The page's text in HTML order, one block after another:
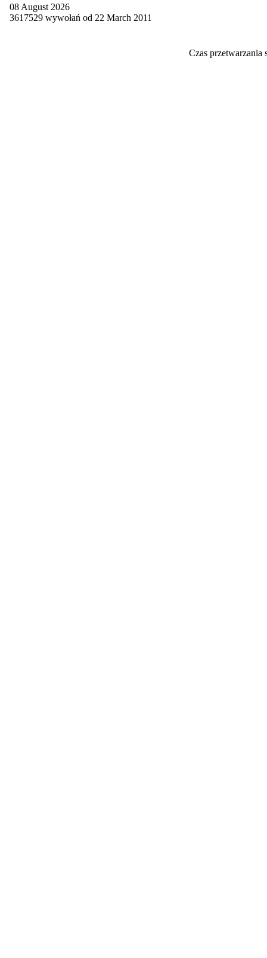
08 August 2026
3617529 wywołań od 22 March 2011
Czas przetwarzania